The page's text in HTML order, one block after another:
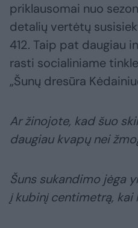
priklausomai nuo
detalių vertėtų
412. Taip pat daugiau
rasti socialiniame
„Šunų dresūra
Ar žinojote, kad šuo
daugiau kvapų nei
Šuns sukandimo jėga
į kubinį centimetrą,